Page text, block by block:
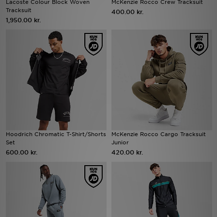
Lacoste Colour Block Woven
Tracksuit
1,950.00 kr.
McKenzie Rocco Crew Tracksuit
400.00 kr.
Hoodrich Chromatic T-Shirt/Shorts
Set
600.00 kr.
McKenzie Rocco Cargo Tracksuit
Junior
420.00 kr.
Download JD app'en
Mine beskeder
Hjælp & information